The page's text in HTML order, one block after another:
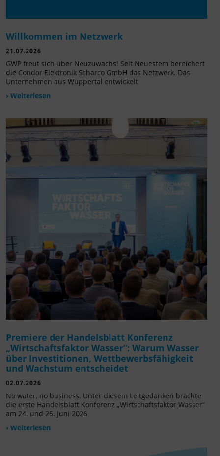
Willkommen im Netzwerk
21.07.2026
GWP freut sich über Neuzuwachs! Seit Neuestem bereichert
die Condor Elektronik Scharco GmbH das Netzwerk. Das
Unternehmen aus Wuppertal entwickelt
› Weiterlesen
Premiere der Handelsblatt Konferenz
„Wirtschaftsfaktor Wasser“: Warum Wasser
über Investitionen, Wettbewerbsfähigkeit
und Wachstum entscheidet
02.07.2026
No water, no business. Unter diesem Leitgedanken brachte
die erste Handelsblatt Konferenz „Wirtschaftsfaktor Wasser“
am 24. und 25. Juni 2026
› Weiterlesen